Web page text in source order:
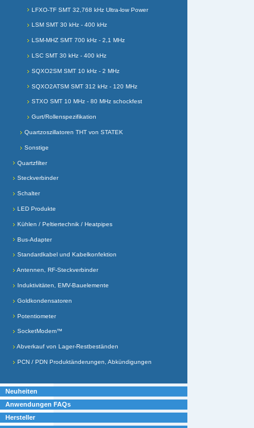
LFXO-TF SMT 32,768 kHz Ultra-low Power
LSM SMT 30 kHz - 400 kHz
LSM-MHZ SMT 700 kHz - 2,1 MHz
LSC SMT 30 kHz - 400 kHz
SQXO2SM SMT 10 kHz - 2 MHz
SQXO2ATSM SMT 312 kHz - 120 MHz
STXO SMT 10 MHz - 80 MHz schockfest
Gurt/Rollenspezifikation
Quartzoszillatoren THT von STATEK
Sonstige
Quartzfilter
Steckverbinder
Schalter
LED Produkte
Kühlen / Peltiertechnik / Heatpipes
Bus-Adapter
Standardkabel und Kabelkonfektion
Antennen, RF-Steckverbinder
Induktivitäten, EMV-Bauelemente
Goldkondensatoren
Potentiometer
SocketModem™
Abverkauf von Lager-Restbeständen
PCN / PDN Produktänderungen, Abkündigungen
Neuheiten
Anwendungen FAQs
Hersteller